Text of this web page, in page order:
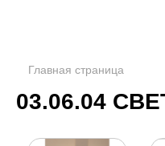
Главная страница
03.06.04